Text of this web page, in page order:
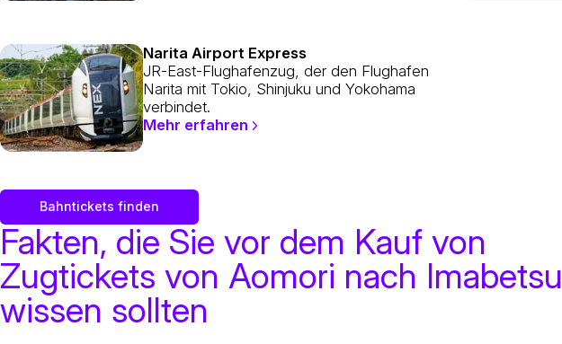
Narita Airport Express
JR-East-Flughafenzug, der den Flughafen
Narita mit Tokio, Shinjuku und Yokohama
verbindet.
Mehr erfahren
Bahntickets finden
Fakten, die Sie vor dem Kauf von
Zugtickets von Aomori nach Imabetsu
wissen sollten